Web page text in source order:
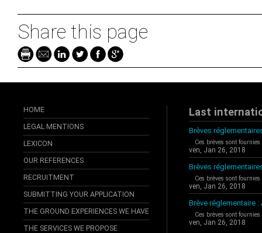
Share this page
HOME
LEGAL MENTIONS
LEXICON
OUR REFERENCES
RECRUITMENT
SUBMITTING YOUR APPLICATION
THE GROUND EXPERIENCES WE HAVE
THE SERVICES WE PROPOSE
Last
Brèves
Ces brèves sont
ven, Jan 26, 2018
Brèves
Ces brèves sont
ven, Jan 26, 2018
Brève réglementaire :
Ces brèves sont
ven, Jan 26, 2018